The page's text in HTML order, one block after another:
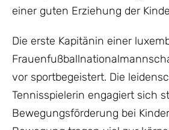
einer guten Erziehung der
Die erste Kapitänin einer
vor sportbegeistert. Die
Tennisspielerin engagiert sich
Bewegungsförderung bei